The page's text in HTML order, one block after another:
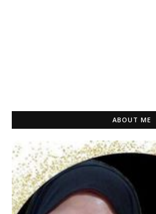
ABOUT ME